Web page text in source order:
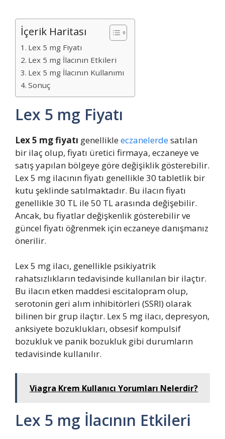
İçerik Haritası
Lex 5 mg Fiyatı
Lex 5 mg İlacının Etkileri
Lex 5 mg İlacının Kullanımı
Sonuç
Lex 5 mg Fiyatı
Lex 5 mg fiyatı genellikleeczanelerdesatılan
bir ilaç olup, fiyatı üretici firmaya, eczaneye ve
satış yapılan bölgeye göre değişiklik gösterebilir.
Lex 5 mg ilacının fiyatı genellikle 30 tabletlik bir
kutu şeklinde satılmaktadır. Bu ilacın fiyatı
genellikle 30 TL ile 50 TL arasında değişebilir.
Ancak, bu fiyatlar değişkenlik gösterebilir ve
güncel fiyatı öğrenmek için eczaneye danışmanız
önerilir.
Lex 5 mg ilacı, genellikle psikiyatrik
rahatsızlıkların tedavisinde kullanılan bir ilaçtır.
Bu ilacın etken maddesi escitalopram olup,
serotonin geri alım inhibitörleri (SSRI) olarak
bilinen bir grup ilaçtır. Lex 5 mg ilacı, depresyon,
anksiyete bozuklukları, obsesif kompulsif
bozukluk ve panik bozukluk gibi durumların
tedavisinde kullanılır.
Viagra Krem Kullanıcı Yorumları Nelerdir?
Lex 5 mg İlacının Etkileri